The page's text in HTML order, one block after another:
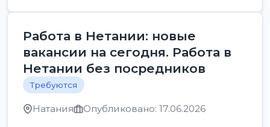
Работа в Нетании: новые
вакансии на сегодня. Работа в
Нетании без посредников
Требуются
Натания Опубликовано: 17.06.2026